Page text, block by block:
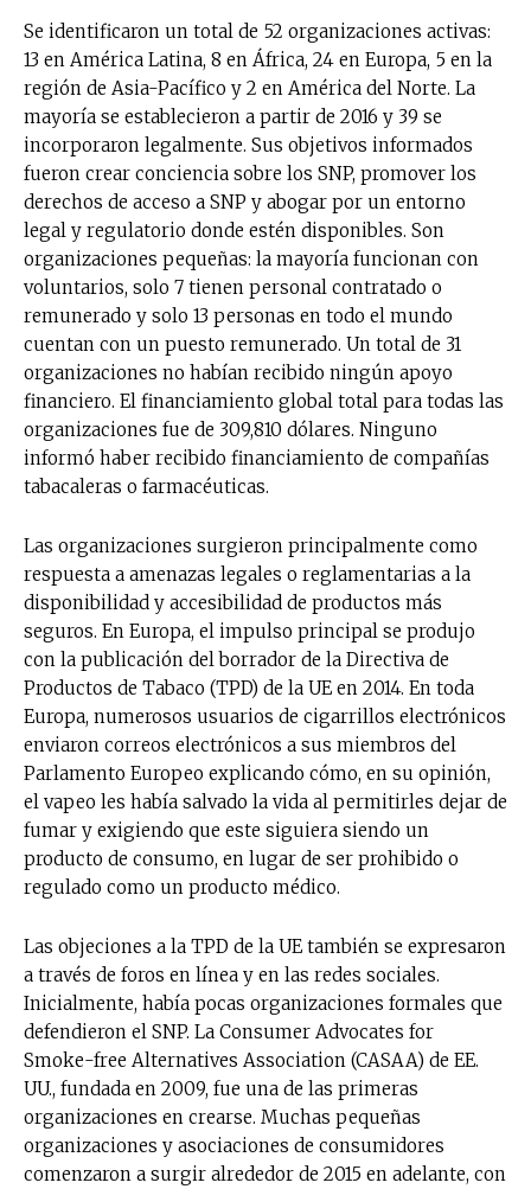
Se identificaron un total de 52 organizaciones activas:
13 en América Latina, 8 en África, 24 en Europa, 5 en la
región de Asia-Pacífico y 2 en América del Norte. La
mayoría se establecieron a partir de 2016 y 39 se
incorporaron legalmente. Sus objetivos informados
fueron crear conciencia sobre los SNP, promover los
derechos de acceso a SNP y abogar por un entorno
legal y regulatorio donde estén disponibles. Son
organizaciones pequeñas: la mayoría funcionan con
voluntarios, solo 7 tienen personal contratado o
remunerado y solo 13 personas en todo el mundo
cuentan con un puesto remunerado. Un total de 31
organizaciones no habían recibido ningún apoyo
financiero. El financiamiento global total para todas las
organizaciones fue de 309,810 dólares. Ninguno
informó haber recibido financiamiento de compañías
tabacaleras o farmacéuticas.
Las organizaciones surgieron principalmente como
respuesta a amenazas legales o reglamentarias a la
disponibilidad y accesibilidad de productos más
seguros. En Europa, el impulso principal se produjo
con la publicación del borrador de la Directiva de
Productos de Tabaco (TPD) de la UE en 2014. En toda
Europa, numerosos usuarios de cigarrillos electrónicos
enviaron correos electrónicos a sus miembros del
Parlamento Europeo explicando cómo, en su opinión,
el vapeo les había salvado la vida al permitirles dejar de
fumar y exigiendo que este siguiera siendo un
producto de consumo, en lugar de ser prohibido o
regulado como un producto médico.
Las objeciones a la TPD de la UE también se expresaron
a través de foros en línea y en las redes sociales.
Inicialmente, había pocas organizaciones formales que
defendieron el SNP. La Consumer Advocates for
Smoke-free Alternatives Association (CASAA) de EE.
UU., fundada en 2009, fue una de las primeras
organizaciones en crearse. Muchas pequeñas
organizaciones y asociaciones de consumidores
comenzaron a surgir alrededor de 2015 en adelante, con